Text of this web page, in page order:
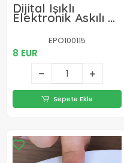
Dijital Işıklı
Elektronik Askılı El
Bagaj Tartısı Bavul
Kantarı Seyahat
Çantası 50kg
EPO100115
8 EUR
Sepete Ekle